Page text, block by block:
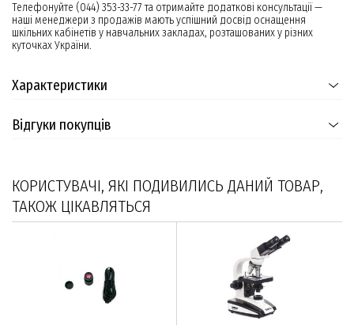
Телефонуйте (044) 353-33-77 та отримайте додаткові консультації —
наші менеджери з продажів мають успішний досвід оснащення
шкільних кабінетів у навчальних закладах, розташованих у різних
куточках України.
Характеристики
Відгуки покупців
КОРИСТУВАЧІ, ЯКІ ПОДИВИЛИСЬ ДАНИЙ ТОВАР,
ТАКОЖ ЦІКАВЛЯТЬСЯ